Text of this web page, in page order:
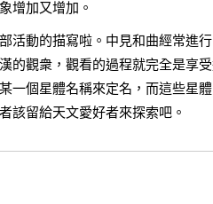
增加又增加。
活動的描寫啦。中見和曲經常進
的觀衆，觀看的過程就完全是享
一個星體名稱來定名，而這些星
該留給天文愛好者來探索吧。